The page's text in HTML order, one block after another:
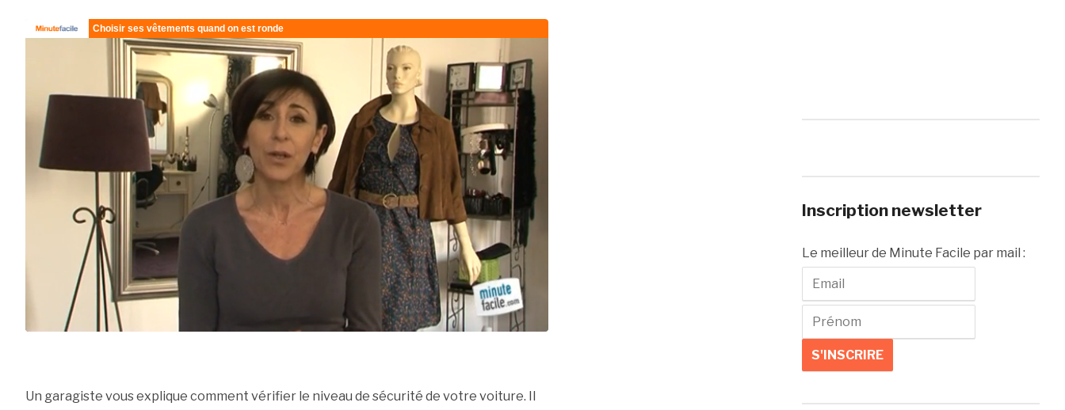
Un garagiste vous explique comment vérifier le niveau de sécurité de votre voiture. Il
Inscription newsletter
Le meilleur de Minute Facile par mail :